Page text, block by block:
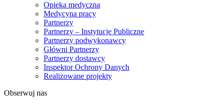
Opieka medyczna
Medycyna pracy
Partnerzy
Partnerzy – Instytucje Publiczne
Partnerzy podwykonawcy
Główni Partnerzy
Partnerzy dostawcy
Inspektor Ochrony Danych
Realizowane projekty
Obserwuj nas